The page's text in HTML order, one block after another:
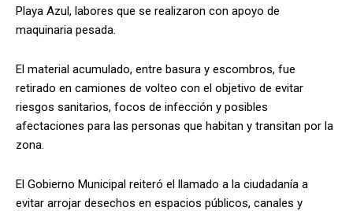
Playa Azul, labores que se realizaron con apoyo de
maquinaria pesada.
El material acumulado, entre basura y escombros, fue
retirado en camiones de volteo con el objetivo de evitar
riesgos sanitarios, focos de infección y posibles
afectaciones para las personas que habitan y transitan por la
zona.
El Gobierno Municipal reiteró el llamado a la ciudadanía a
evitar arrojar desechos en espacios públicos, canales y